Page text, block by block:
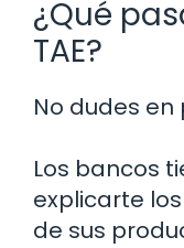
¿Qué
TAE?
No dudes
Los bancos
explicarte
de sus